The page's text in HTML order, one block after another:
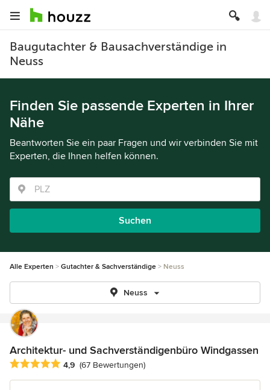
Baugutachter & Bausachverständige in
Neuss
Finden Sie passende Experten in Ihrer
Nähe
Beantworten Sie ein paar Fragen und wir verbinden Sie mit
Experten, die Ihnen helfen können.
Suchen
Alle Experten Gutachter & Sachverständige Neuss
Neuss
Architektur- und Sachverständigenbüro Windgassen
Durchschnittliche Bewertung: 4.9 von 5 Sternen
4,9 (67 Bewertungen)